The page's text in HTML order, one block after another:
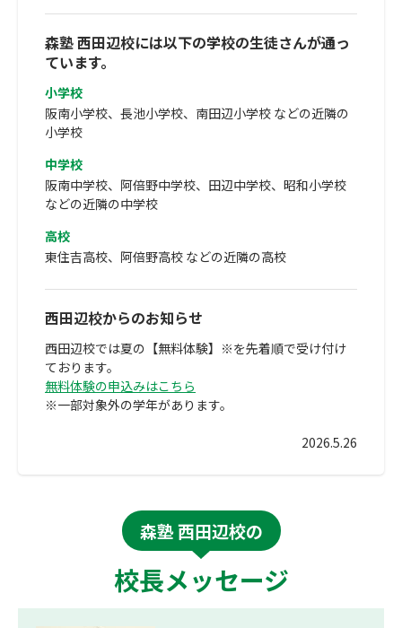
森塾 西田辺校には以下の学校の生徒さんが通っ
ています。
小学校
阪南小学校、長池小学校、南田辺小学校 などの近隣の
小学校
中学校
阪南中学校、阿倍野中学校、田辺中学校、昭和小学校
などの近隣の中学校
高校
東住吉高校、阿倍野高校 などの近隣の高校
西田辺校からのお知らせ
西田辺校では夏の【無料体験】※を先着順で受け付け
ております。
無料体験の申込みはこちら
※一部対象外の学年があります。
2026.5.26
森塾 西田辺校の
校長メッセージ